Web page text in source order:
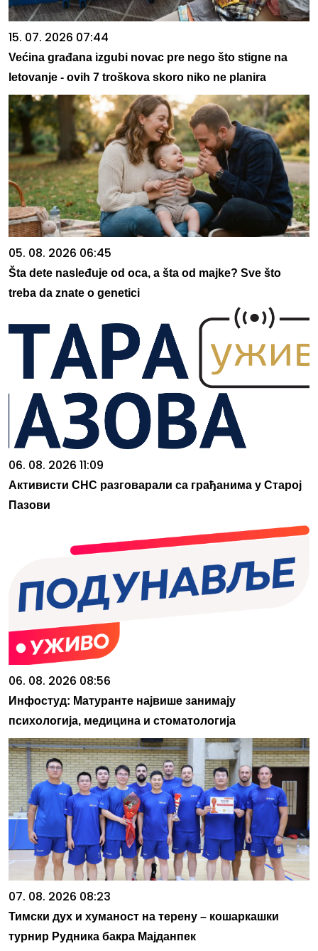
15. 07. 2026 07:44
Većina građana izgubi novac pre nego što stigne na
letovanje - ovih 7 troškova skoro niko ne planira
05. 08. 2026 06:45
Šta dete nasleđuje od oca, a šta od majke? Sve što
treba da znate o genetici
06. 08. 2026 11:09
Активисти СНС разговарали са грађанима у Старој
Пазови
06. 08. 2026 08:56
Инфостуд: Матуранте највише занимају
психологија, медицина и стоматологија
07. 08. 2026 08:23
Тимски дух и хуманост на терену – кошаркашки
турнир Рудника бакра Мајданпек